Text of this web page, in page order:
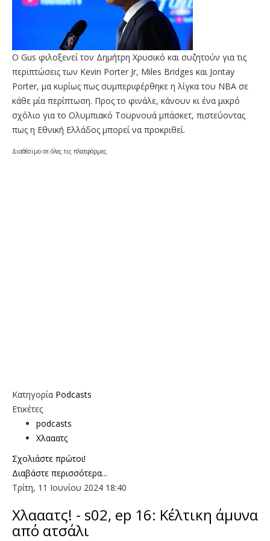
O Gus φιλοξενεί τον Δημήτρη Χρυσικό και συζητούν για τις
περιπτώσεις των Kevin Porter Jr, Miles Bridges και Jontay
Porter, μα κυρίως πως συμπεριφέρθηκε η λίγκα του ΝΒΑ σε
κάθε μία περίπτωση. Προς το φινάλε, κάνουν κι ένα μικρό
σχόλιο για το Ολυμπιακό Τουρνουά μπάσκετ, πιστεύοντας
πως η Εθνική Ελλάδος μπορεί να προκριθεί.
Διαθέσιμο σε όλες τις πλατφόρμες.
Κατηγορία Podcasts
Ετικέτες
podcasts
Χλααατς
Σχολιάστε πρώτοι!
Διαβάστε περισσότερα...
Τρίτη, 11 Ιουνίου 2024 18:40
Χλααατς! - s02, ep 16: Κέλτικη άμυνα
από ατσάλι